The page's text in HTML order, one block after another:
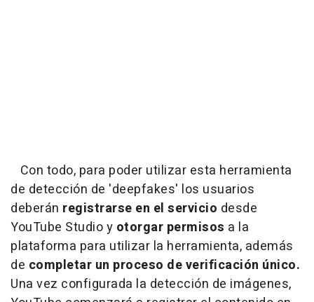
Con todo, para poder utilizar esta herramienta
de detección de 'deepfakes' los usuarios
deberán registrarse en el servicio desde
YouTube Studio y otorgar permisos a la
plataforma para utilizar la herramienta, además
de completar un proceso de verificación único.
Una vez configurada la detección de imágenes,